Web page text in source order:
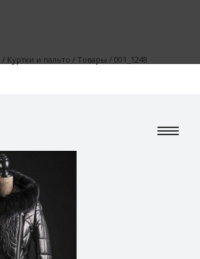
/ Куртки и пальто / Товары / 001_1248